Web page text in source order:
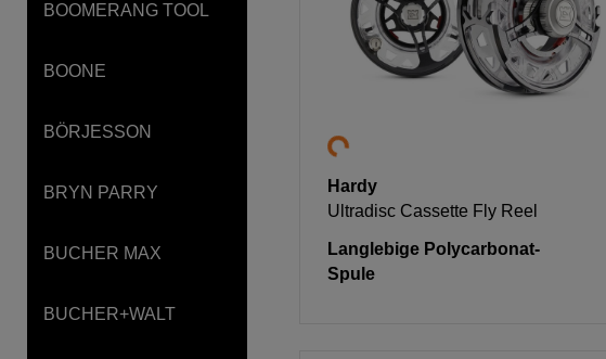
BOOMERANG TOOL
BOONE
BÖRJESSON
BRYN PARRY
BUCHER MAX
BUCHER+WALT
Hardy
Ultradisc Cassette Fly Reel
Langlebige Polycarbonat-
Spule